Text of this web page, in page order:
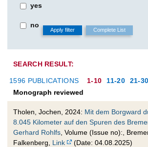
yes
no
SEARCH RESULT:
1596 PUBLICATIONS 1-10 11-20 21-30
Monograph reviewed
Tholen, Jochen, 2024: Mit dem Borgward
8.045 Kilometer auf den Spuren des
Gerhard Rohlfs , Volume (Issue no):,
Falkenberg, Link (Date: 04.08.2025)